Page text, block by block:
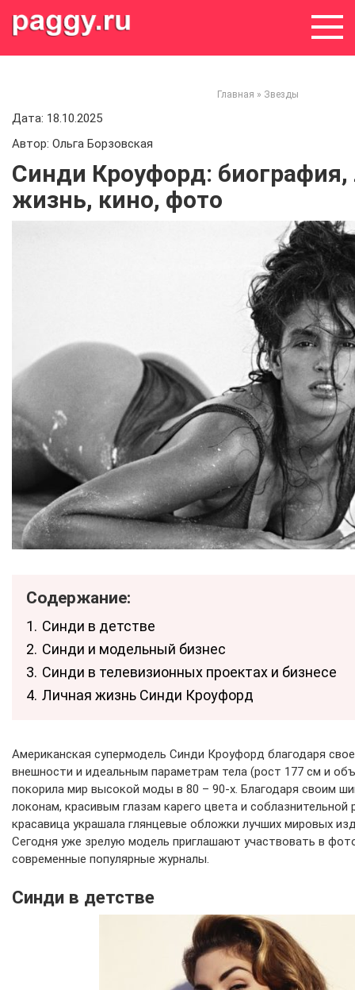
Главная » Звезды
Дата: 18.10.2025
Автор: Ольга Борзовская
Синди Кроуфорд: биография,
жизнь, кино, фото
Содержание:
1. Синди в детстве
2. Синди и модельный бизнес
3. Синди в телевизионных проектах и бизнесе
4. Личная жизнь Синди Кроуфорд
Американская супермодель Синди Кроуфорд благодаря
внешности и идеальным параметрам тела (рост 177 см и
покорила мир высокой моды в 80 – 90-х. Благодаря своим
локонам, красивым глазам карего цвета и соблазнительной
красавица украшала глянцевые обложки лучших мировых
Сегодня уже зрелую модель приглашают участвовать в
современные популярные журналы.
Синди в детстве